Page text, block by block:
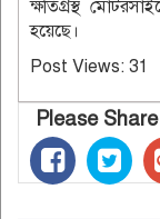
ক্ষতিগ্রস্থ
হয়েছে।
Post Views: 31
Please